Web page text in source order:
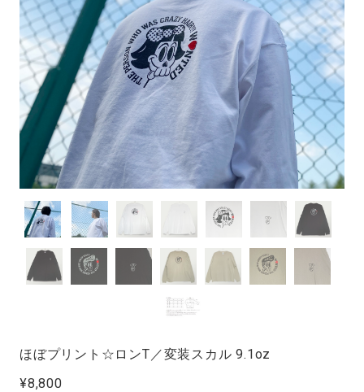
ほぼプリント☆ロンT／変装スカル 9.1oz
¥8,800